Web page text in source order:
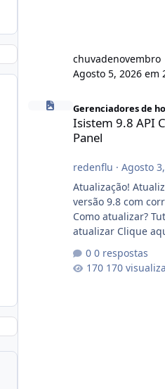
chuvadenovembro
Agosto 5, 2026 em
Isistem 9.8 API CentOS Web
Gerenciadores de
Isistem 9.8 API
Panel
redenflu · Agosto
Atualização! Atualização para a
versão 9.8 com
Como atualizar? Tutorial de como
atualizar Clique aqui 🚀
publico para
autorizado a usasr
0 respostas
170